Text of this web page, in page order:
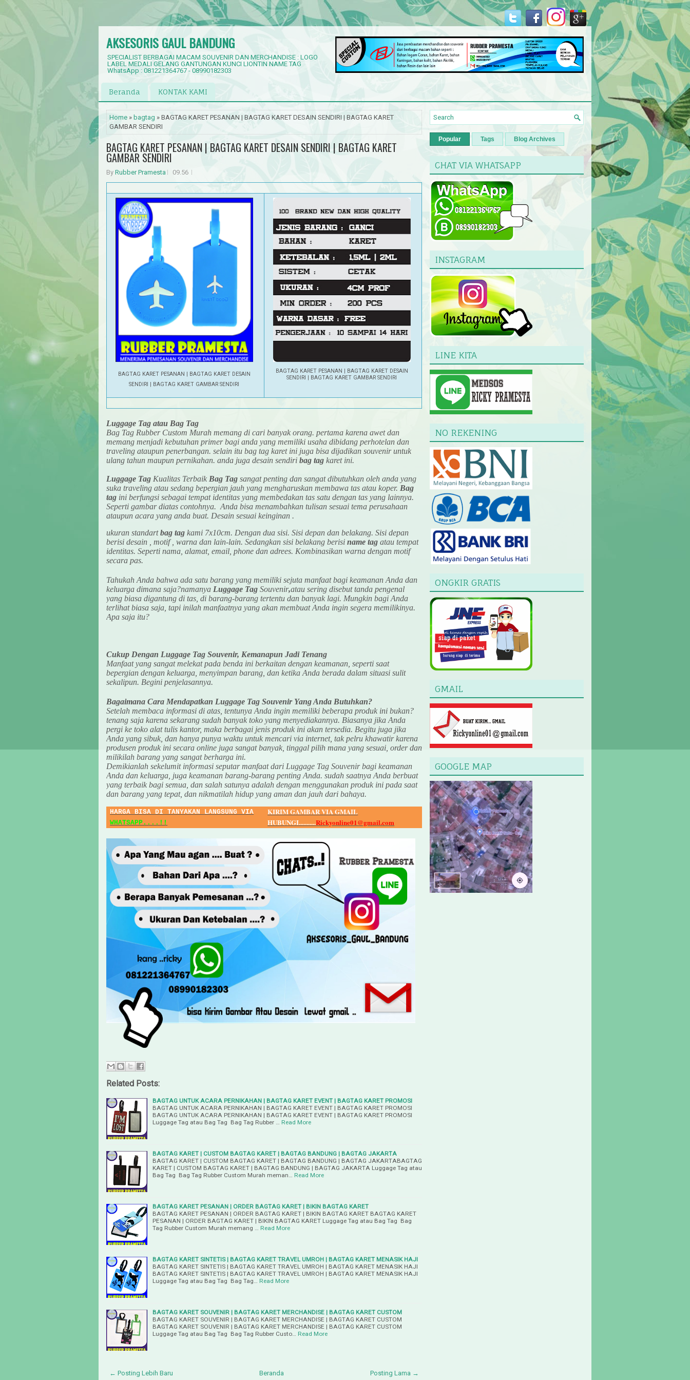
AKSESORIS GAUL BANDUNG
SPECIALIST BERBAGAI MACAM SOUVENIR DAN MERCHANDISE : LOGO
LABEL MEDALI GELANG GANTUNGAN KUNCI LIONTIN NAME TAG
WhatsApp : 081221364767 - 08990182303
Beranda KONTAK KAMI
Home » bagtag » BAGTAG KARET PESANAN | BAGTAG KARET DESAIN SENDIRI | BAGTAG KARET
GAMBAR SENDIRI
BAGTAG KARET PESANAN | BAGTAG KARET DESAIN SENDIRI | BAGTAG KARET
GAMBAR SENDIRI
By Rubber Pramesta 09.56
BAGTAG KARET PESANAN | BAGTAG KARET DESAIN
SENDIRI | BAGTAG KARET GAMBAR SENDIRI
BAGTAG KARET PESANAN | BAGTAG KARET DESAIN
SENDIRI | BAGTAG KARET GAMBAR SENDIRI
Luggage Tag atau Bag Tag
Bag Tag Rubber Custom Murah memang di cari banyak orang. pertama karena awet dan
memang menjadi kebutuhan primer bagi anda yang memiliki usaha dibidang perhotelan dan
traveling ataupun penerbangan. selain itu bag tag karet ini juga bisa dijadikan souvenir untuk
ulang tahun maupun pernikahan. anda juga desain sendiri bag tag karet ini.
Luggage Tag Kualitas Terbaik Bag Tag sangat penting dan sangat dibutuhkan oleh anda yang
suka traveling atau sedang bepergian jauh yang mengharuskan membawa tas atau koper. Bag
tag ini berfungsi sebagai tempat identitas yang membedakan tas satu dengan tas yang lainnya.
Seperti gambar diatas contohnya. Anda bisa menambahkan tulisan sesuai tema perusahaan
ataupun acara yang anda buat. Desain sesuai keinginan .
ukuran standartbag tag kami 7x10cm. Dengan dua sisi. Sisi depan dan belakang. Sisi depan
berisi desain , motif , warna dan lain-lain. Sedangkan sisi belakang berisi name tag atau tempat
identitas. Seperti nama, alamat, email, phone dan adrees. Kombinasikan warna dengan motif
secara pas.
Tahukah Anda bahwa ada satu barang yang memiliki sejuta manfaat bagi keamanan Anda dan
keluarga dimana saja?namanya Luggage Tag Souvenir,atau sering disebut tanda pengenal
yang biasa digantung di tas, di barang-barang tertentu dan banyak lagi. Mungkin bagi Anda
terlihat biasa saja, tapi inilah manfaatnya yang akan membuat Anda ingin segera memilikinya.
Apa saja itu?
Cukup Dengan Luggage Tag Souvenir, Kemanapun Jadi Tenang
Manfaat yang sangat melekat pada benda ini berkaitan dengan keamanan, seperti saat
bepergian dengan keluarga, menyimpan barang, dan ketika Anda berada dalam situasi sulit
sekalipun. Begini penjelasannya.
Bagaimana Cara Mendapatkan Luggage Tag Souvenir Yang Anda Butuhkan?
Setelah membaca informasi di atas, tentunya Anda ingin memiliki beberapa produk ini bukan?
tenang saja karena sekarang sudah banyak toko yang menyediakannya. Biasanya jika Anda
pergi ke toko alat tulis kantor, maka berbagai jenis produk ini akan tersedia. Begitu juga jika
Anda yang sibuk, dan hanya punya waktu untuk mencari via internet, tak pelru khawatir karena
produsen produk ini secara online juga sangat banyak, tinggal pilih mana yang sesuai, order dan
milikilah barang yang sangat berharga ini.
Demikianlah sekelumit informasi seputar manfaat dari Luggage Tag Souvenir bagi keamanan
Anda dan keluarga, juga keamanan barang-barang penting Anda. sudah saatnya Anda berbuat
yang terbaik bagi semua, dan salah satunya adalah dengan menggunakan produk ini pada saat
dan barang yang tepat, dan nikmatilah hidup yang aman dan jauh dari bahaya.
HARGA BISA DI TANYAKAN LANGSUNG VIA
WHATSAPP....!!
KIRIM GAMBAR VIA GMAIL
HUBUNGI...........Rickyonline01@gmail.com
Related Posts:
BAGTAG UNTUK ACARA PERNIKAHAN | BAGTAG KARET EVENT | BAGTAG KARET PROMOSI
BAGTAG UNTUK ACARA PERNIKAHAN | BAGTAG KARET EVENT | BAGTAG KARET PROMOSI
BAGTAG UNTUK ACARA PERNIKAHAN | BAGTAG KARET EVENT | BAGTAG KARET PROMOSI
Luggage Tag atau Bag Tag Bag Tag Rubber …
Read More
BAGTAG KARET | CUSTOM BAGTAG KARET | BAGTAG BANDUNG | BAGTAG JAKARTA
BAGTAG KARET | CUSTOM BAGTAG KARET | BAGTAG BANDUNG | BAGTAG JAKARTABAGTAG
KARET | CUSTOM BAGTAG KARET | BAGTAG BANDUNG | BAGTAG JAKARTA Luggage Tag atau
Bag Tag Bag Tag Rubber Custom Murah meman…
Read More
BAGTAG KARET PESANAN | ORDER BAGTAG KARET | BIKIN BAGTAG KARET
BAGTAG KARET PESANAN | ORDER BAGTAG KARET | BIKIN BAGTAG KARET BAGTAG KARET
PESANAN | ORDER BAGTAG KARET | BIKIN BAGTAG KARET Luggage Tag atau Bag Tag Bag
Tag Rubber Custom Murah memang …
Read More
BAGTAG KARET SINTETIS | BAGTAG KARET TRAVEL UMROH | BAGTAG KARET MENASIK HAJI
BAGTAG KARET SINTETIS | BAGTAG KARET TRAVEL UMROH | BAGTAG KARET MENASIK HAJI
BAGTAG KARET SINTETIS | BAGTAG KARET TRAVEL UMROH | BAGTAG KARET MENASIK HAJI
Luggage Tag atau Bag Tag Bag Tag…
Read More
BAGTAG KARET SOUVENIR | BAGTAG KARET MERCHANDISE | BAGTAG KARET CUSTOM
BAGTAG KARET SOUVENIR | BAGTAG KARET MERCHANDISE | BAGTAG KARET CUSTOM
BAGTAG KARET SOUVENIR | BAGTAG KARET MERCHANDISE | BAGTAG KARET CUSTOM
Luggage Tag atau Bag Tag Bag Tag Rubber Custo…
Read More
← Posting Lebih Baru Posting Lama →
Beranda
Popular Tags Blog Archives
CHAT VIA WHATSAPP
INSTAGRAM
LINE KITA
NO REKENING
ONGKIR GRATIS
GMAIL
GOOGLE MAP